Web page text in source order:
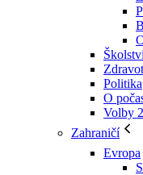
Politika
O
Volby
Zahraničí
Evropa